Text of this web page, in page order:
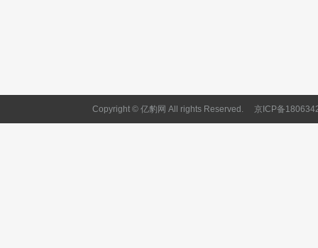
Copyright © 亿豹网 All rights Reserved. 京ICP备